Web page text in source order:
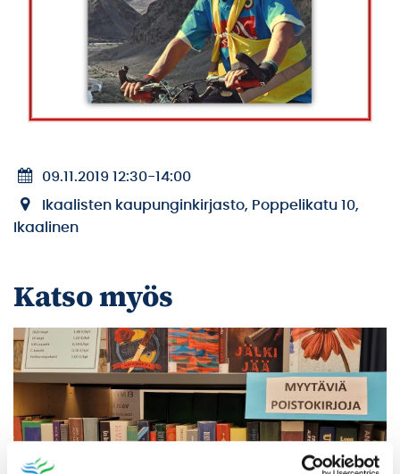
09.11.2019 12:30-14:00
Ikaalisten kaupunginkirjasto, Poppelikatu 10,
Ikaalinen
Katso myös